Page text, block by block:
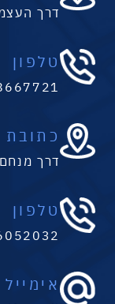
דרך העצמאות 84,
טלפון
כתובת
דרך מנחם בגין
טלפון
אימייל